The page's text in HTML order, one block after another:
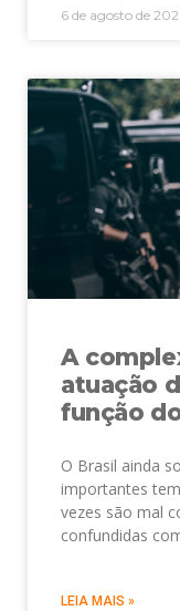
6 de agosto de
A
atuação
função
O Brasil ainda
importantes
vezes são mal
confundidas
LEIA MAIS »